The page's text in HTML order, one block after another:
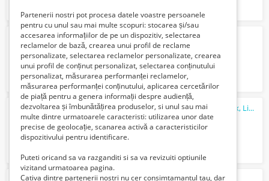
Unitate neutra cu dulap -seria 700s
Verifica cu vanzatorul
Aparat mentinut cartofii la cald, Ideal Inox, Linia 700s
Verifica cu vanzatorul
Partenerii nostri pot procesa datele voastre persoanele
pentru cu unul sau mai multe scopuri: stocarea și/sau
accesarea informațiilor de pe un dispozitiv, selectarea
reclamelor de bază, crearea unui profil de reclame
personalizate, selectarea reclamelor personalizate, crearea
unui profil de conținut personalizat, selectarea conținutului
personalizat, măsurarea performanței reclamelor,
măsurarea performanței conținutului, aplicarea cercetărilor
de piață pentru a genera informații despre audiență,
dezvoltarea și îmbunătățirea produselor, si unul sau mai
multe dintre urmatoarele caracteristi: utilizarea unor date
precise de geolocație, scanarea activă a caracteristicilor
dispozitivului pentru identificare.
Puteti oricand sa va razganditi si sa va revizuiti optiunile
vizitand urmatoarea pagina.
Cativa dintre partenerii nostri nu cer consimtamantul tau, dar